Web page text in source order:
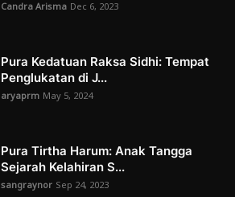
Candra Arisma Dec 6, 2023
Pura Kedatuan Raksa Sidhi: Tempat
Penglukatan di J...
aryaprm May 5, 2024
Pura Tirtha Harum: Anak Tangga
Sejarah Kelahiran S...
sangraynor Sep 24, 2023